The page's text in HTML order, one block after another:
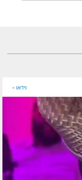
וידאו »